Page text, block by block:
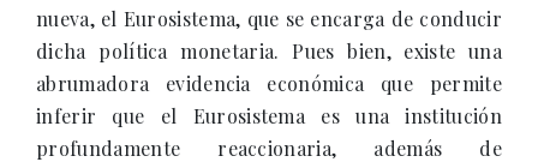
nueva, el Eurosistema, que se encarga de conducir
dicha política monetaria. Pues bien, existe una
abrumadora evidencia económica que permite
inferir que el Eurosistema es una institución
profundamente reaccionaria, además de